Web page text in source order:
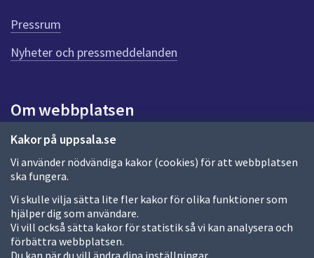
Kakor på uppsala.se
Vi använder nödvändiga kakor (cookies) för att webbplatsen
ska fungera.
Vi skulle vilja sätta lite fler kakor för olika funktioner som
hjälper dig som användare.
Vi vill också sätta kakor för statistik så vi kan analysera och
förbättra webbplatsen.
Du kan när du vill ändra dina inställningar.
e
n
n
a
d
a
Pressrum
Nyheter och pressmeddelanden
Om webbplatsen
Om webbplatsen
Allmänna handlingar och diarium
Behandling av personuppgifter
Kakor
Språk (other languages)